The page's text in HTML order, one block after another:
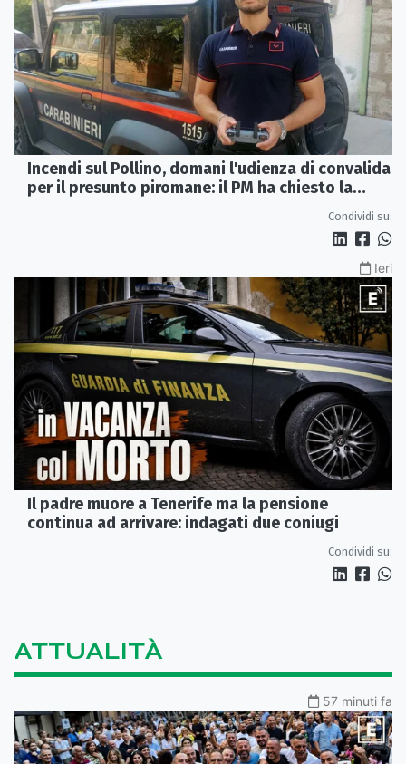
Incendi sul Pollino, domani l'udienza di convalida
per il presunto piromane: il PM ha chiesto la
Condividi su:
Ieri
Il padre muore a Tenerife ma la pensione
continua ad arrivare: indagati due coniugi
Condividi su:
ATTUALITÀ
57 minuti fa